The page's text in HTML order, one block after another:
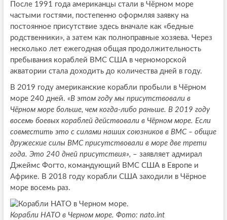
После 1991 года американцы стали в Чёрном море
частыми гостями, постепенно оформляя заявку на
постоянное присутствие здесь вначале как «бедные
родственники», а затем как полноправные хозяева. Через
несколько лет ежегодная общая продолжительность
пребывания кораблей ВМС США в черноморской
акватории стала доходить до количества дней в году.
В 2019 году американские корабли пробыли в Чёрном
море 240 дней. «В этом году мы присутствовали в
Чёрном море больше, чем когда-либо раньше. В 2019 году
восемь боевых кораблей действовали в Чёрном море. Если
совместить это с силами наших союзников в ВМС ‒ общие
дружеские силы ВМС присутствовали в море две трети
года. Это 240 дней присутствия», – заявляет адмирал
Джеймс Фогто, командующий ВМС США в Европе и
Африке. В 2018 году корабли США заходили в Чёрное
море восемь раз.
Корабли НАТО в Черном море. Фото: nato.int